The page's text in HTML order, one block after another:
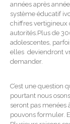
années après
système éducatif
chiffres vertigineux
autorités.Plus de
adolescentes,
elles deviendront
demander.
C’est une question
pourtant nous
seront pas menées
pouvons formuler.